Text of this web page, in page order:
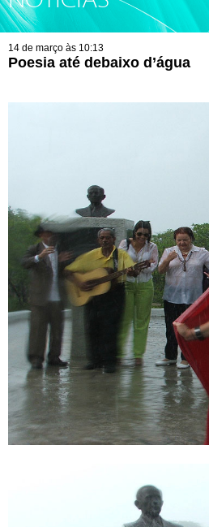
14 de março às 10:13
Poesia até debaixo d’água